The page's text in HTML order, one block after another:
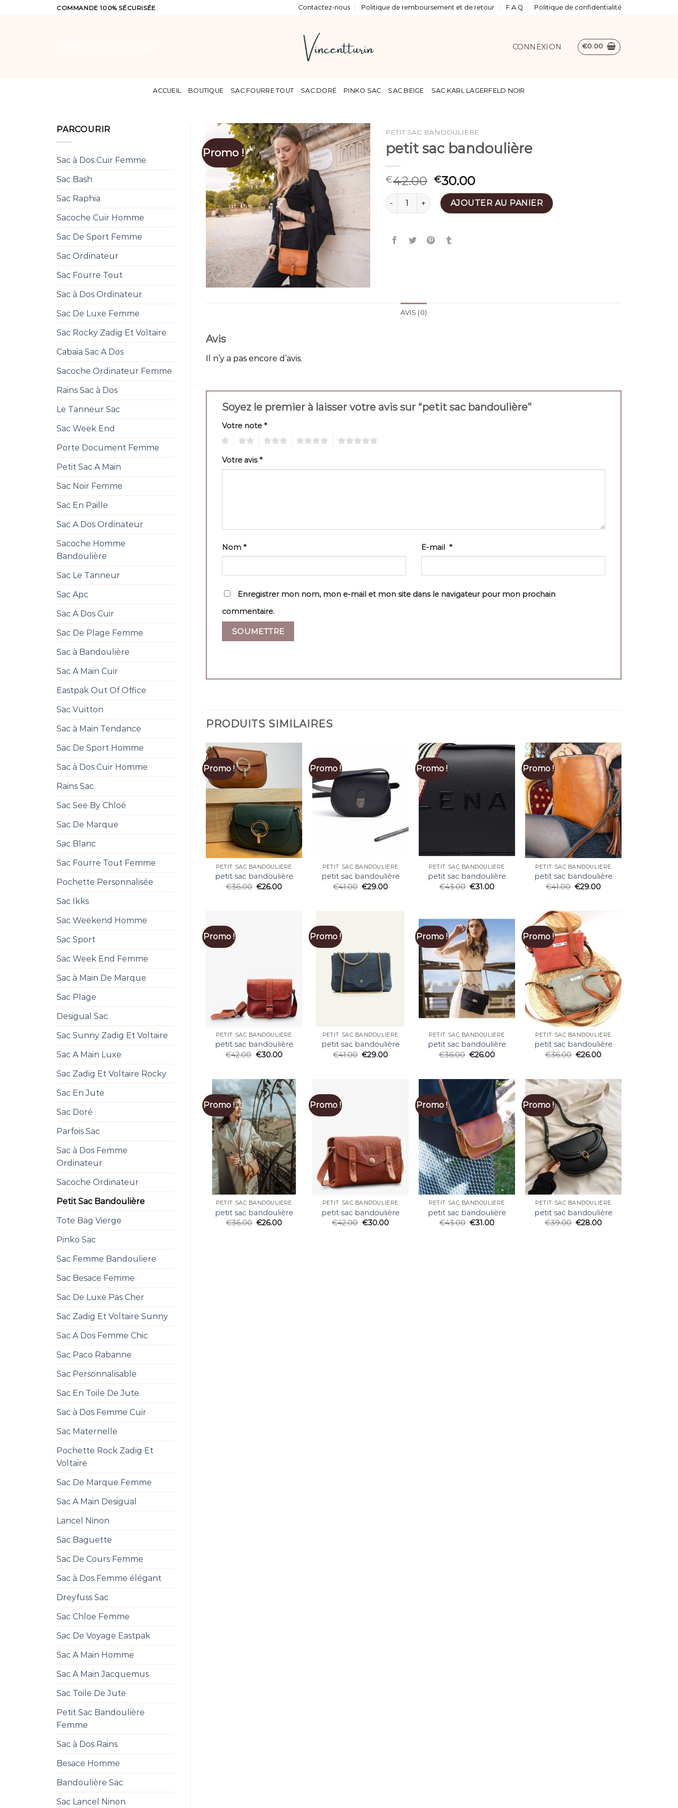
COMMANDE 100% SÉCURISÉE Contactez-nous Politique de remboursement et de retour F.A.Q Politique de confidentialité
CONNEXION €0.00
ACCUEIL BOUTIQUE SAC FOURRE TOUT SAC DORÉ PINKO SAC SAC BEIGE SAC KARL LAGERFELD NOIR
PARCOURIR
Sac à Dos Cuir Femme
Sac Bash
Sac Raphia
Sacoche Cuir Homme
Sac De Sport Femme
Sac Ordinateur
Sac Fourre Tout
Sac à Dos Ordinateur
Sac De Luxe Femme
Sac Rocky Zadig Et Voltaire
Cabaia Sac A Dos
Sacoche Ordinateur Femme
Rains Sac à Dos
Le Tanneur Sac
Sac Week End
Porte Document Femme
Petit Sac A Main
Sac Noir Femme
Sac En Paille
Sac A Dos Ordinateur
Sacoche Homme
Bandoulière
Sac Le Tanneur
Sac Apc
Sac A Dos Cuir
Sac De Plage Femme
Sac à Bandoulière
Sac A Main Cuir
Eastpak Out Of Office
Sac Vuitton
Sac à Main Tendance
Sac De Sport Homme
Sac à Dos Cuir Homme
Rains Sac
Sac See By Chloé
Sac De Marque
Sac Blanc
Sac Fourre Tout Femme
Pochette Personnalisée
Sac Ikks
Sac Weekend Homme
Sac Sport
Sac Week End Femme
Sac à Main De Marque
Sac Plage
Desigual Sac
Sac Sunny Zadig Et Voltaire
Sac A Main Luxe
Sac Zadig Et Voltaire Rocky
Sac En Jute
Sac Doré
Parfois Sac
Sac à Dos Femme
Ordinateur
Sacoche Ordinateur
Petit Sac Bandoulière
Tote Bag Vierge
Pinko Sac
Sac Femme Bandouliere
Sac Besace Femme
Sac De Luxe Pas Cher
Sac Zadig Et Voltaire Sunny
Sac A Dos Femme Chic
Sac Paco Rabanne
Sac Personnalisable
Sac En Toile De Jute
Sac à Dos Femme Cuir
Sac Maternelle
Pochette Rock Zadig Et
Voltaire
Sac De Marque Femme
Sac A Main Desigual
Lancel Ninon
Sac Baguette
Sac De Cours Femme
Sac à Dos Femme élégant
Dreyfuss Sac
Sac Chloe Femme
Sac De Voyage Eastpak
Sac A Main Homme
Sac A Main Jacquemus
Sac Toile De Jute
Petit Sac Bandoulière
Femme
Sac à Dos Rains
Besace Homme
Bandoulière Sac
Sac Lancel Ninon
Promo !
PETIT SAC BANDOULIÈRE
petit sac bandoulière
€42.00 €30.00
quantité de petit sac bandoulière
AJOUTER AU PANIER
AVIS (0)
Avis
Il n’y a pas encore d’avis.
Soyez le premier à laisser votre avis sur “petit sac bandoulière”
Votre note *
Votre avis*
Nom * E-mail *
Enregistrer mon nom, mon e-mail et mon site dans le navigateur pour mon prochain
commentaire.
PRODUITS SIMILAIRES
Promo !
PETIT SAC BANDOULIÈRE
petit sac bandoulière
€36.00 €26.00
Promo !
PETIT SAC BANDOULIÈRE
petit sac bandoulière
€41.00 €29.00
Promo !
PETIT SAC BANDOULIÈRE
petit sac bandoulière
€43.00 €31.00
Promo !
PETIT SAC BANDOULIÈRE
petit sac bandoulière
€41.00 €29.00
Promo !
PETIT SAC BANDOULIÈRE
petit sac bandoulière
€42.00 €30.00
Promo !
PETIT SAC BANDOULIÈRE
petit sac bandoulière
€41.00 €29.00
Promo !
PETIT SAC BANDOULIÈRE
petit sac bandoulière
€36.00 €26.00
Promo !
PETIT SAC BANDOULIÈRE
petit sac bandoulière
€36.00 €26.00
Promo !
PETIT SAC BANDOULIÈRE
petit sac bandoulière
€36.00 €26.00
Promo !
PETIT SAC BANDOULIÈRE
petit sac bandoulière
€42.00 €30.00
Promo !
PETIT SAC BANDOULIÈRE
petit sac bandoulière
€43.00 €31.00
Promo !
PETIT SAC BANDOULIÈRE
petit sac bandoulière
€39.00 €28.00